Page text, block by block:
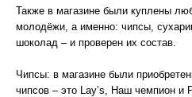
Также в магазине были куплены
молодёжи, а именно: чипсы,
шоколад – и проверен их состав.
Чипсы: в магазине были
чипсов – это Lay’s, Наш чемпион и